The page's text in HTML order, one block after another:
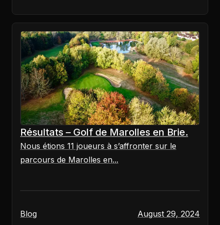
Résultats – Golf de Marolles en Brie.
Nous étions 11 joueurs à s’affronter sur le
parcours de Marolles en...
Blog August 29, 2024